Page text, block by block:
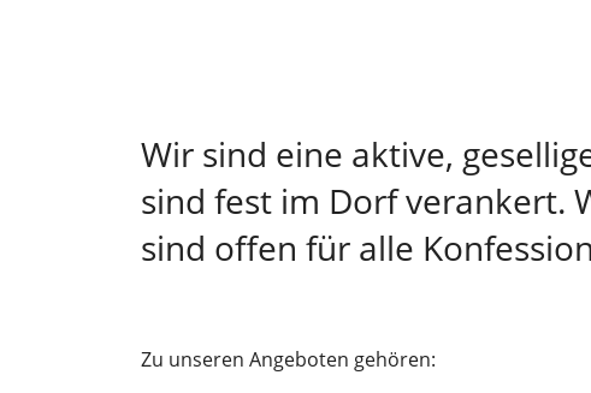
Wir sind eine aktive,
sind fest im Dorf verankert.
sind offen für alle
Zu unseren Angeboten gehören: